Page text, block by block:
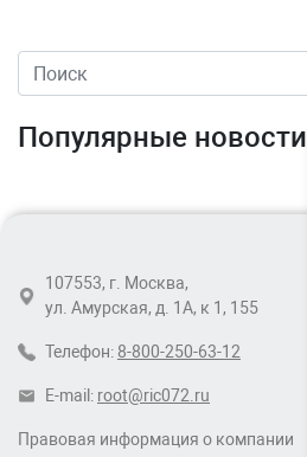
Популярные новости
Правовая информация о компании
107553, г. Москва,
ул. Амурская, д. 1А, к 1, 155
Телефон: 8-800-250-63-12
E-mail: root@ric072.ru